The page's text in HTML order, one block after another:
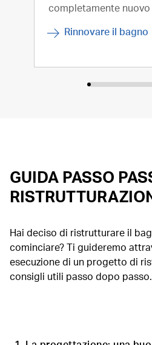
completamente
Rinnovare il bagno
GUIDA PASSO
Hai deciso di ristrutturare il
cominciare? Ti guideremo
esecuzione di un progetto di
consigli utili passo dopo passo.